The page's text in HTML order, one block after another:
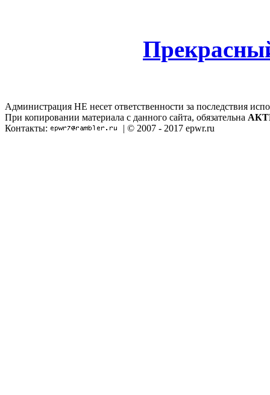
Администрация НЕ несет ответственности за последствия
При копировании материала с данного сайта, обязательна
Контакты:
| © 2007 - 2017 epwr.ru